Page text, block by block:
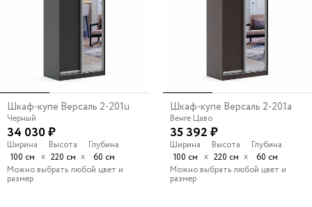
Шкаф-купе Версаль 2-201u
Черный
34 030 ₽
Ширина
100 см х
Высота
220 см х
Глубина
60 см
Можно выбрать любой цвет и
размер
Шкаф-купе Версаль 2-201a
Венге Цаво
35 392 ₽
Ширина
100 см х
Высота
220 см х
Глубина
60 см
Можно выбрать любой цвет и
размер